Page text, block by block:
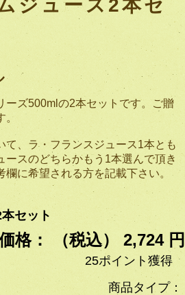
ジュース2本セ
ーズ500mlの2本セットです。ご贈
。
、ラ・フランスジュース1本とも
ースのどちらかもう1本選んで頂き
欄に希望される方を記載下さい。
セット
格： （税込） 2,724 円
25ポイント獲得
商品タイプ：